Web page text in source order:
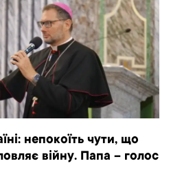
непокоїть чути, що
війну. Папа – голос